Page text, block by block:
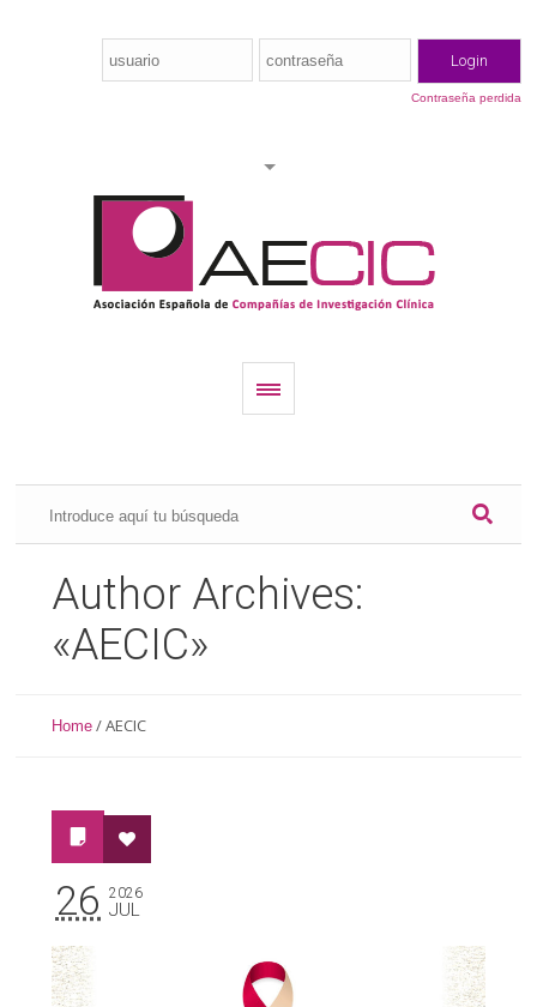
Contraseña perdida
Author Archives:
«AECIC»
Home /AECIC
26 2026
JUL